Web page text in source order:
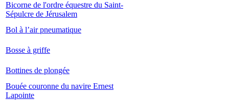
Bicorne de l'ordre équestre du Saint-
Sépulcre de Jérusalem
Bol à l’air pneumatique
Bosse à griffe
Bottines de plongée
Bouée couronne du navire Ernest
Lapointe